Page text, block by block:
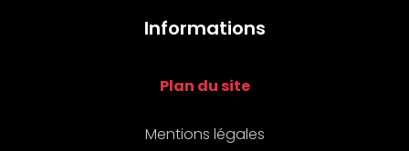
Informations
Plan du site
Mentions légales